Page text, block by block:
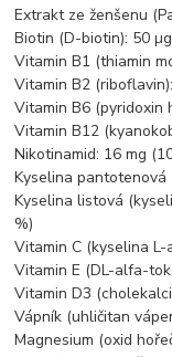
Extrakt ze ženšenu
Biotin (D-biotin): 50
Vitamin B1 (thiamin
Vitamin B2
Vitamin B6 (pyridoxin
Vitamin B12
Nikotinamid: 16 mg
Kyselina
Kyselina listová
%)
Vitamin C (kyselina
Vitamin E (DL-alfa-
Vitamin D3
Vápník (uhličitan
Magnesium (oxid